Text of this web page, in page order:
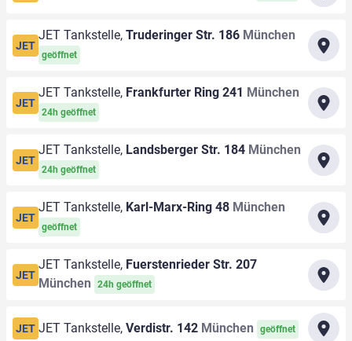
JET
JET Tankstelle, Truderinger Str. 186 München
geöffnet
JET
JET Tankstelle, Frankfurter Ring 241 München
24h geöffnet
JET
JET Tankstelle, Landsberger Str. 184 München
24h geöffnet
JET
JET Tankstelle, Karl-Marx-Ring 48 München
geöffnet
JET
JET Tankstelle, Fuerstenrieder Str. 207
München
24h geöffnet
JET JET Tankstelle, Verdistr. 142 München geöffnet